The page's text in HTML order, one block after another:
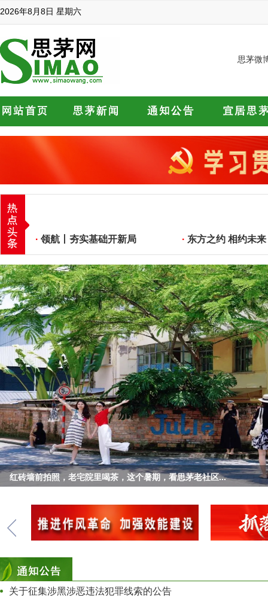
2026年8月8日 星期六
思茅微
· 领航丨夯实基础开新局 · 东方之约 相约未来
关于征集涉黑涉恶违法犯罪线索的公告